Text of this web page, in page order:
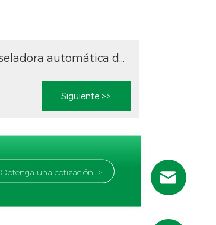
KCM-120DE Máquina biseladora automática de doble cabezal para tuberías
Siguiente >>
Obtenga una cotización >